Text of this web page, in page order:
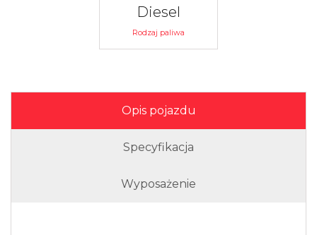
Diesel
Rodzaj paliwa
Opis pojazdu
Specyfikacja
Wyposażenie